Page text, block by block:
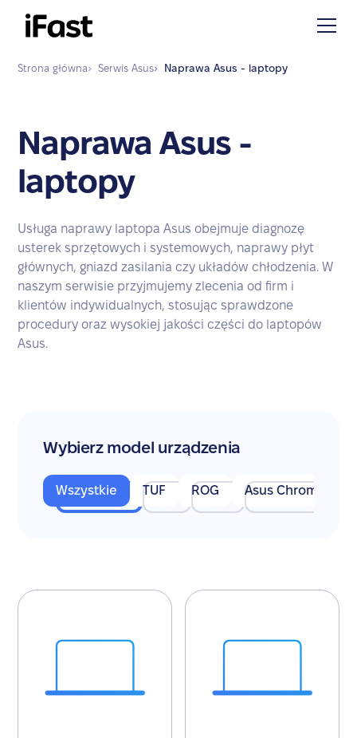
Strona główna› Serwis Asus› Naprawa Asus - laptopy
Naprawa Asus -
laptopy
Usługa naprawy laptopa Asus obejmuje diagnozę
usterek sprzętowych i systemowych, naprawy płyt
głównych, gniazd zasilania czy układów chłodzenia. W
naszym serwisie przyjmujemy zlecenia od firm i
klientów indywidualnych, stosując sprawdzone
procedury oraz wysokiej jakości części do laptopów
Asus.
Wybierz model urządzenia
Wszystkie TUF ROG Asus